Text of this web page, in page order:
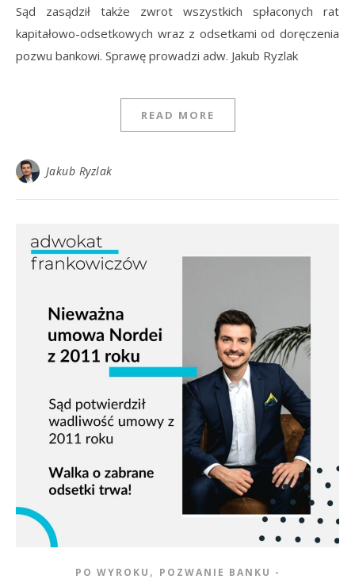
Sąd zasądził także zwrot wszystkich spłaconych rat
kapitałowo-odsetkowych wraz z odsetkami od doręczenia
pozwu bankowi. Sprawę prowadzi adw. Jakub Ryzlak
READ MORE
Jakub Ryzlak
PO WYROKU , POZWANIE BANKU -